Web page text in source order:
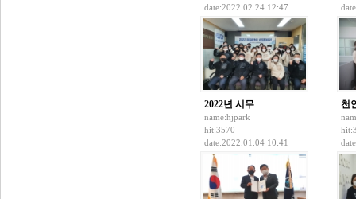
date:2022.02.24 12:47
2022년 시무
name:hjpark
hit:3570
date:2022.01.04 10:41
천